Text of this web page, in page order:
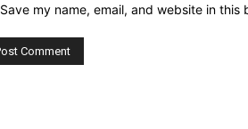
Save my name, email, and website in